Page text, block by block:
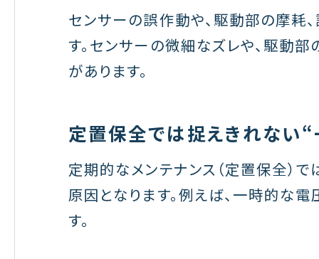
センサーの誤作動や、駆動部の摩耗
す。センサーの微細なズレや、駆動
があります。
定置保全では捉えきれない
定期的なメンテナンス（定置保全）
原因となります。例えば、一時的な
す。